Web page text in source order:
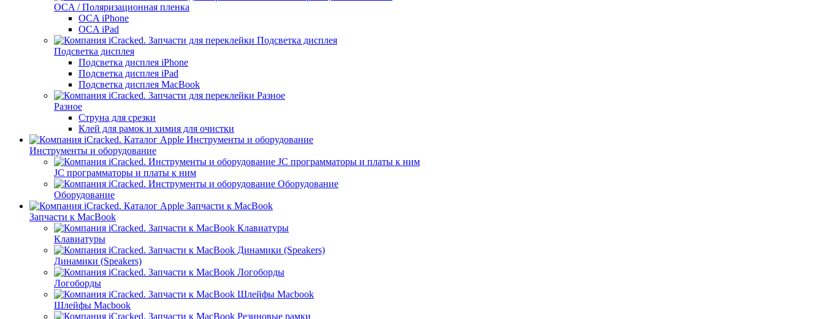
OCA / Поляризационная пленка
OCA iPhone
OCA iPad
Подсветка дисплея
Подсветка дисплея iPhone
Подсветка дисплея iPad
Подсветка дисплея MacBook
Разное
Струна для срезки
Клей для рамок и химия для очистки
Инструменты и оборудование
JC программаторы и платы к ним
Оборудование
Запчасти к MacBook
Клавиатуры
Динамики (Speakers)
Логоборды
Шлейфы Macbook